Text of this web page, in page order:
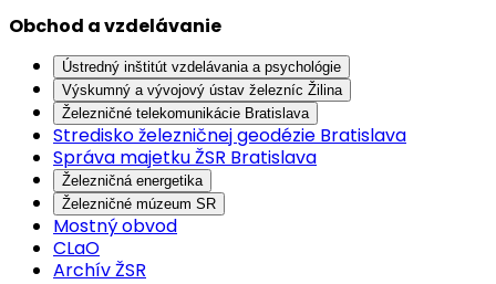
Obchod a vzdelávanie
Ústredný inštitút vzdelávania a psychológie
Výskumný a vývojový ústav železníc Žilina
Železničné telekomunikácie Bratislava
Stredisko železničnej geodézie Bratislava
Správa majetku ŽSR Bratislava
Železničná energetika
Železničné múzeum SR
Mostný obvod
CLaO
Archív ŽSR